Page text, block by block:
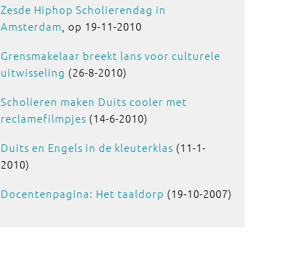
Zesde Hiphop Scholierendag in
Amsterdam , op 19-11-2010
Grensmakelaar breekt lans voor culturele
uitwisseling (26-8-2010)
Scholieren maken Duits cooler met
reclamefilmpjes (14-6-2010)
Duits en Engels in de kleuterklas (11-1-
2010)
Docentenpagina: Het taaldorp (19-10-2007)